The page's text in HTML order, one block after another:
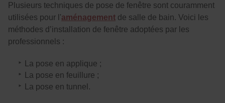
Plusieurs techniques de pose de fenêtre sont couramment
utilisées pour l'aménagement de salle de bain. Voici les
méthodes d’installation de fenêtre adoptées par les
professionnels :
La pose en applique ;
La pose en feuillure ;
La pose en tunnel.